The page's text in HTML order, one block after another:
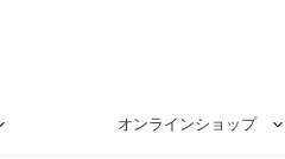
オンラインショップ